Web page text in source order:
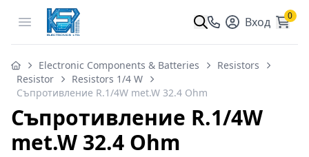
Open menu Вход 0
Electronic Components & Batteries
Resistors
Resistor
Resistors 1/4 W
Съпротивление R.1/4W met.W 32.4 Ohm
Съпротивление R.1/4W
met.W 32.4 Ohm